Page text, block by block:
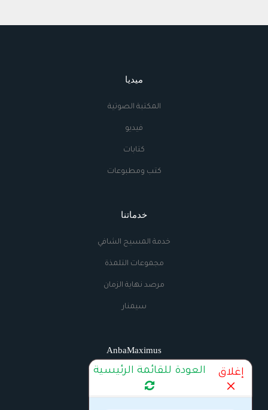
ميديا
المكتبة الصوتية
فيديو
كتابات
كتب ومطبوعات
خدماتنا
خدمة المسيح الشافي
مجموعات التلمذة
مرصد نهاية الزمان
سيمنار
AnbaMaximus
اتصل بنا
الراديو
إغلاق العودة للقائمة الرئيسية